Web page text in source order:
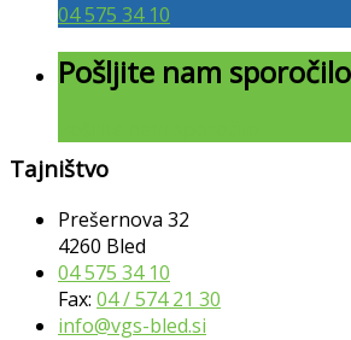
04 575 34 10
Pošljite nam sporočilo
Tajništvo
Prešernova 32
4260 Bled
04 575 34 10
Fax: 04 / 574 21 30
info@vgs-bled.si